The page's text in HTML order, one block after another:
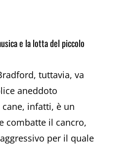
e la lotta del piccolo
tuttavia, va
aneddoto
infatti, è un
combatte il cancro,
per il quale